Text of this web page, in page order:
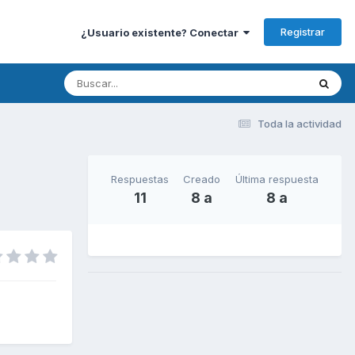
¿Usuario existente? Conectar Registrar
Toda la actividad
Respuestas
11
Creado
8 a
Última respuesta
8 a